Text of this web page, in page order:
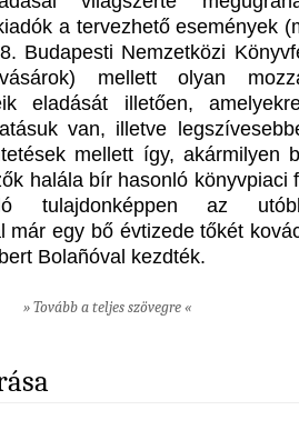
a tervezhető események
Budapesti Nemzetközi
mellett olyan
eladását illetően,
van, illetve
mellett így, akármilyen
halála bír hasonló könyvpiaci
tulajdonképpen az
már egy bő évtizede tőkét
Bolañóval kezdték.
» Tovább a teljes szövegre «